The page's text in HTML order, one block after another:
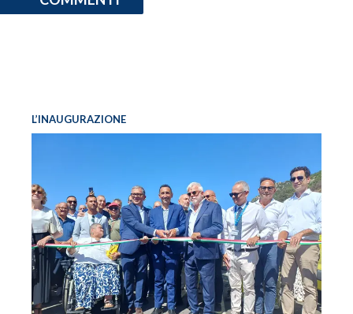
L’INAUGURAZIONE